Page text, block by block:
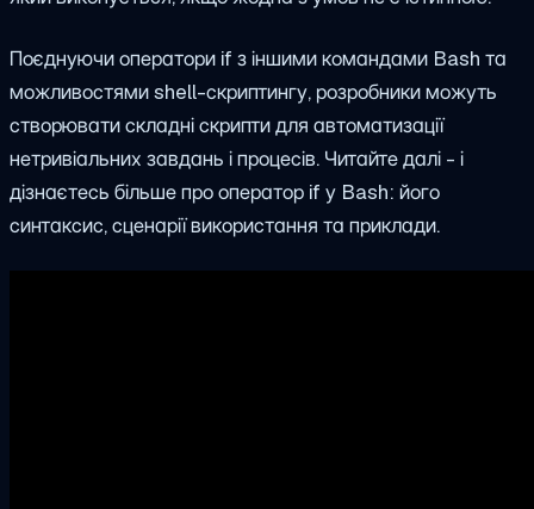
Поєднуючи оператори if з іншими командами Bash та
можливостями shell-скриптингу, розробники можуть
створювати складні скрипти для автоматизації
нетривіальних завдань і процесів. Читайте далі - і
дізнаєтесь більше про оператор if у Bash: його
синтаксис, сценарії використання та приклади.